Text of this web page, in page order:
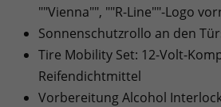
""Vienna"", ""R-Line""-Logo
Sonnenschutzrollo an den
Tire Mobility Set: 12-Volt-
Reifendichtmittel
Vorbereitung Alcohol